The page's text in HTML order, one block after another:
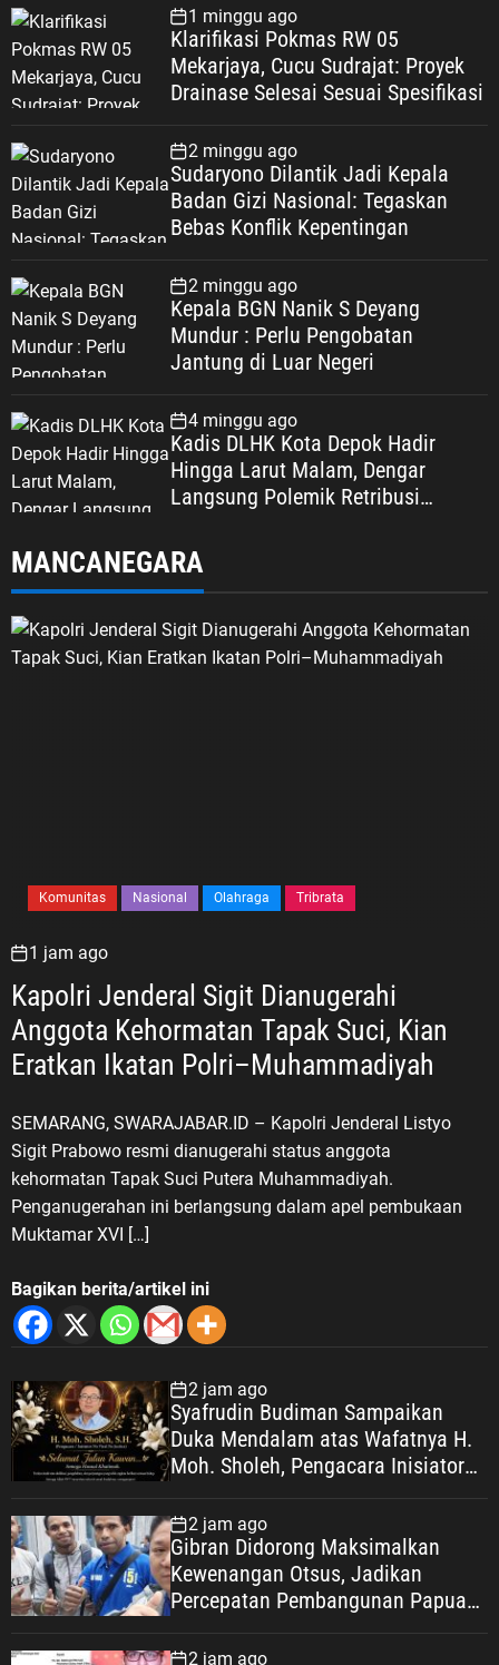
1 minggu ago
Klarifikasi Pokmas RW 05
Mekarjaya, Cucu Sudrajat: Proyek
Drainase Selesai Sesuai Spesifikasi
2 minggu ago
Sudaryono Dilantik Jadi Kepala
Badan Gizi Nasional: Tegaskan
Bebas Konflik Kepentingan
2 minggu ago
Kepala BGN Nanik S Deyang
Mundur : Perlu Pengobatan
Jantung di Luar Negeri
4 minggu ago
Kadis DLHK Kota Depok Hadir
Hingga Larut Malam, Dengar
Langsung Polemik Retribusi
MANCANEGARA
Komunitas Nasional Olahraga Tribrata
1 jam ago
Kapolri Jenderal Sigit Dianugerahi
Anggota Kehormatan Tapak Suci, Kian
Eratkan Ikatan Polri–Muhammadiyah
SEMARANG, SWARAJABAR.ID – Kapolri Jenderal Listyo
Sigit Prabowo resmi dianugerahi status anggota
kehormatan Tapak Suci Putera Muhammadiyah.
Penganugerahan ini berlangsung dalam apel pembukaan
Muktamar XVI […]
Bagikan berita/artikel ini
2 jam ago
Syafrudin Budiman Sampaikan
Duka Mendalam atas Wafatnya H.
Moh. Sholeh, Pengacara Inisiator
2 jam ago
Gibran Didorong Maksimalkan
Kewenangan Otsus, Jadikan
Percepatan Pembangunan Papua
2 jam ago